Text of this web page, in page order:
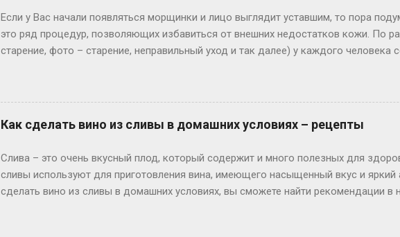
Если у Вас начали появляться морщинки и лицо выглядит уставшим, то пора
это ряд процедур, позволяющих избавиться от внешних недостатков кожи. По
старение, фото – старение, неправильный уход и так далее) у каждого человека
обвисает вниз – образуются морщины и складки. Естественно, возникает
и избавиться от недостатков. Первый правильный шаг в этом направление -
лифтинга кожи лица и выбрать для себя самый подходящий в соответствии с
[[MORE]] В домашних условиях лифтинг кожи лица можно проводить достаточно
проведения соответствующих процедур, пишет Лифтинг кожи лица надо ...
Как сделать вино из сливы в домашних условиях – рецепты
Слива – это очень вкусный плод, который содержит и много полезных для
сливы используют для приготовления вина, имеющего насыщенный вкус и яркий
сделать вино из сливы в домашних условиях, вы сможете найти рекомендации в
классическом или десертном, оно будет прекрасно сочетаться с самыми